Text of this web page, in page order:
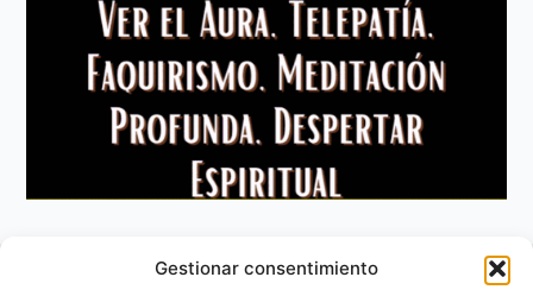
Gestionar consentimiento
Aviso Legal